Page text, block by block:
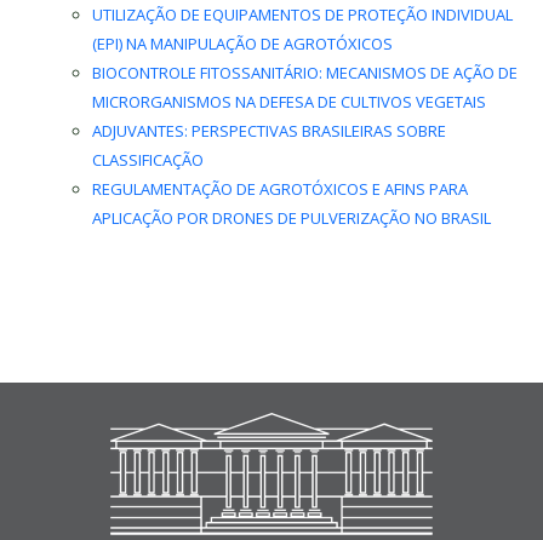
UTILIZAÇÃO DE EQUIPAMENTOS DE PROTEÇÃO INDIVIDUAL
(EPI) NA MANIPULAÇÃO DE AGROTÓXICOS
BIOCONTROLE FITOSSANITÁRIO: MECANISMOS DE AÇÃO DE
MICRORGANISMOS NA DEFESA DE CULTIVOS VEGETAIS
ADJUVANTES: PERSPECTIVAS BRASILEIRAS SOBRE
CLASSIFICAÇÃO
REGULAMENTAÇÃO DE AGROTÓXICOS E AFINS PARA
APLICAÇÃO POR DRONES DE PULVERIZAÇÃO NO BRASIL